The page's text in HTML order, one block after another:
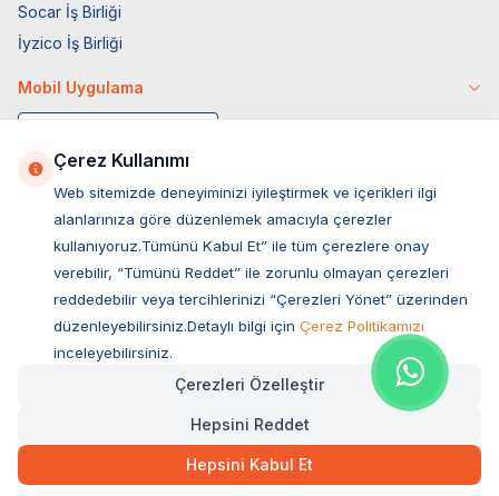
Socar İş Birliği
İyzico İş Birliği
Mobil Uygulama
Müşteri Hizmetleri
Sıkça Sorulan Sorular
Ovacık Mah. Hacıoğlu Sok. No:13 Başiskele / KOCAELİ
Müşteri Destek Hattı
Çerez Kullanımı
Web sitemizde deneyiminizi iyileştirmek ve içerikleri ilgi
alanlarınıza göre düzenlemek amacıyla çerezler
kullanıyoruz.Tümünü Kabul Et” ile tüm çerezlere onay
verebilir, “Tümünü Reddet” ile zorunlu olmayan çerezleri
reddedebilir veya tercihlerinizi “Çerezleri Yönet” üzerinden
düzenleyebilirsiniz.Detaylı bilgi için Çerez Politikamızı
inceleyebilirsiniz.
Çerezleri Özelleştir
Hepsini Reddet
Hepsini Kabul Et